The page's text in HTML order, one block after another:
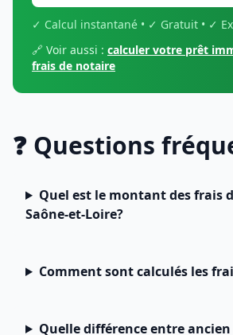
✓ Calcul instantané • ✓ Gratuit • ✓
🔗 Voir aussi : calculer votre prêt
frais de notaire
❓ Questions
Quel est le montant des frais
Saône-et-Loire?
Comment sont calculés les
Quelle différence entre ancien